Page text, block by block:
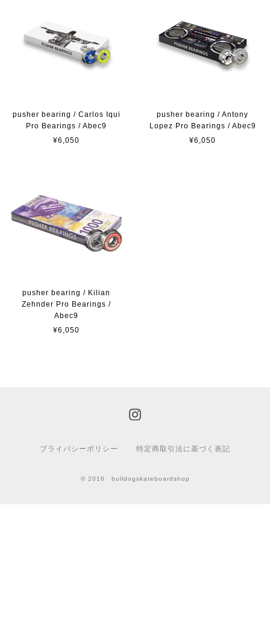
pusher bearing / Carlos Iqui
Pro Bearings / Abec9
¥6,050
pusher bearing / Antony
Lopez Pro Bearings / Abec9
¥6,050
pusher bearing / Kilian
Zehnder Pro Bearings /
Abec9
¥6,050
プライバシーポリシー 特定商取引法に基づく表記
© 2016 bulldogskateboardshop